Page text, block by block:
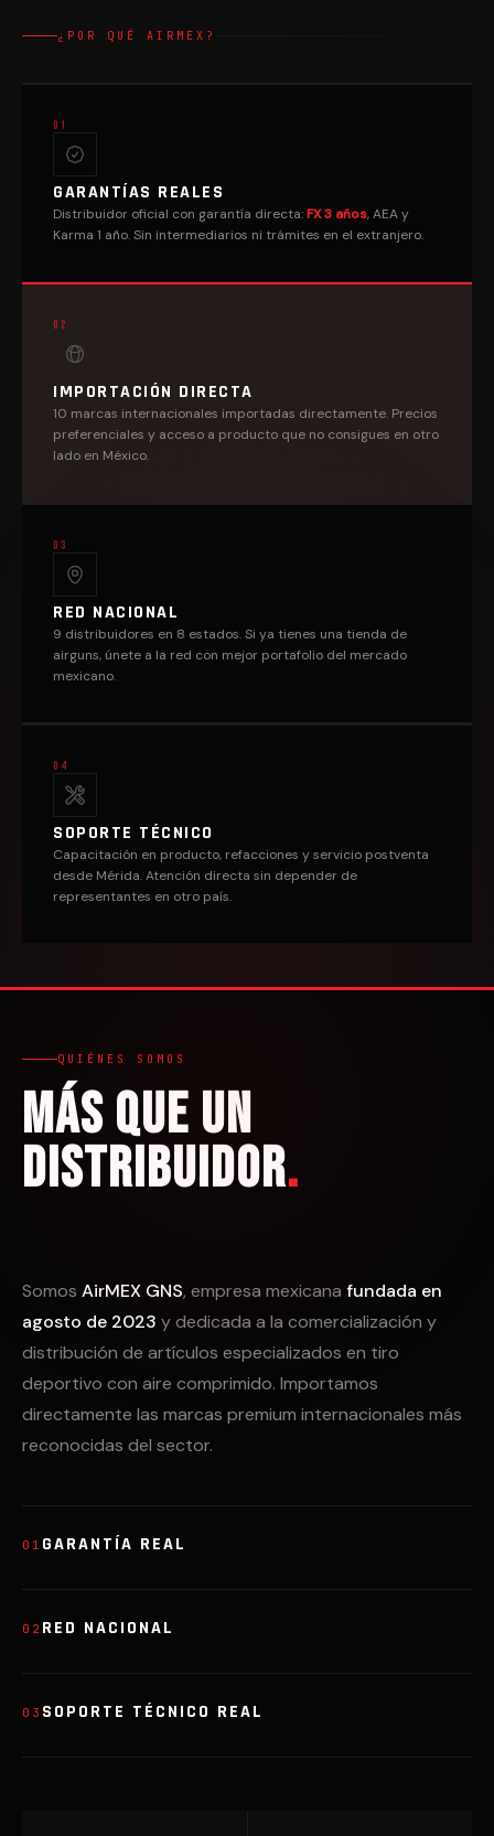
¿POR QUÉ AIRMEX?
01
GARANTÍAS REALES
Distribuidor oficial con garantía directa:FX 3 años, AEA y
Karma 1 año. Sin intermediarios ni trámites en el extranjero.
02
IMPORTACIÓN DIRECTA
10 marcas internacionales importadas directamente. Precios
preferenciales y acceso a producto que no consigues en otro
lado en México.
03
RED NACIONAL
9 distribuidores en 8 estados. Si ya tienes una tienda de
airguns, únete a la red con mejor portafolio del mercado
mexicano.
04
SOPORTE TÉCNICO
Capacitación en producto, refacciones y servicio postventa
desde Mérida. Atención directa sin depender de
representantes en otro país.
QUIÉNES SOMOS
Más que un
distribuidor.
Somos AirMEX GNS, empresa mexicana fundada en
agosto de 2023 y dedicada a la comercialización y
distribución de artículos especializados en tiro
deportivo con aire comprimido. Importamos
directamente las marcas premium internacionales más
reconocidas del sector.
01 GARANTÍA REAL
02 RED NACIONAL
03 SOPORTE TÉCNICO REAL